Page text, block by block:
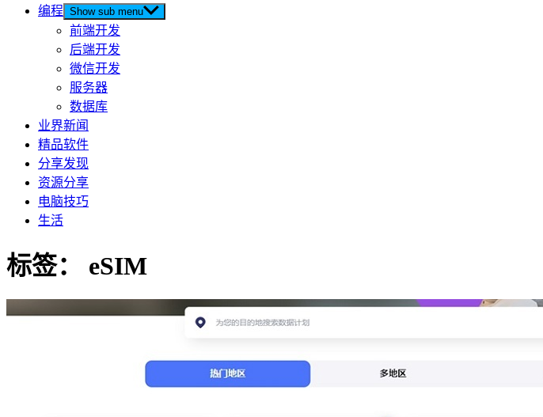
编程 Show sub menu
前端开发
后端开发
微信开发
服务器
数据库
业界新闻
精品软件
分享发现
资源分享
电脑技巧
生活
标签： eSIM